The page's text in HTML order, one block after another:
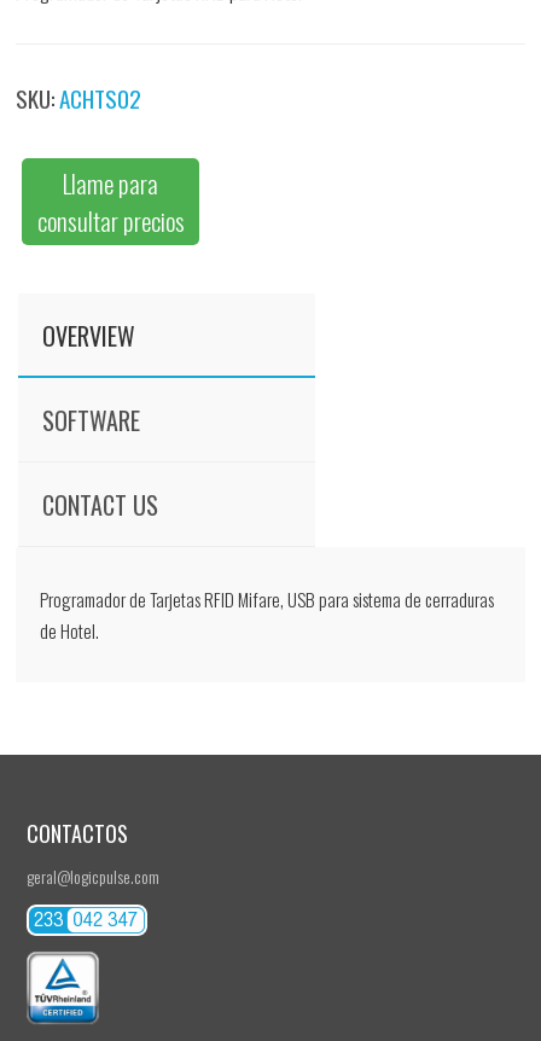
SKU:ACHTS02
Llame para
consultar precios
OVERVIEW
SOFTWARE
CONTACT US
Programador de Tarjetas RFID Mifare, USB para sistema de cerraduras
de Hotel.
CONTACTOS
geral@logicpulse.com